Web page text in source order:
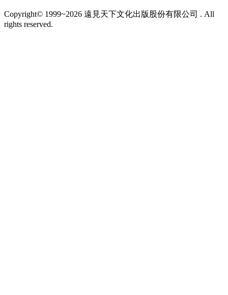
Copyright© 1999~2026 遠見天下文化出版股份有限公司 . All
rights reserved.